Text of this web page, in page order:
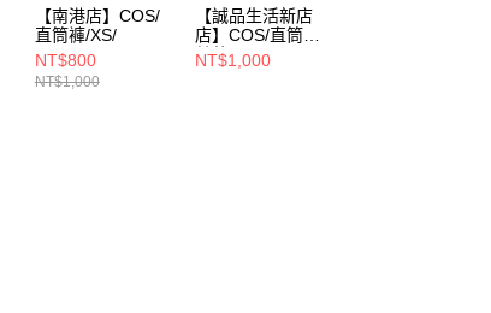
【南港店】COS/
直筒褲/XS/
NT$800
NT$1,000
【誠品生活新店
店】COS/直筒褲/
其他/
NT$1,000